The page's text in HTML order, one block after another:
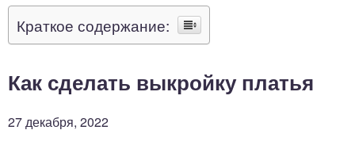
Краткое содержание:
Как сделать выкройку платья
27 декабря, 2022